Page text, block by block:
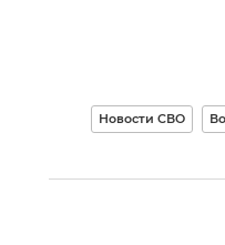
Новости СВО